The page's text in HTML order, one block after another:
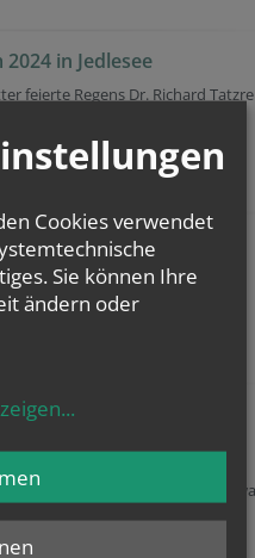
in Jedlesee
feierte Regens Dr. Richard
Jedlesee
empfingen 13 Jugendliche in der
Sakrament der Firmung.
2024 – 2. Messe
seit Oktober 2023 auf die
9. Mai – Christi Himmelfahrt,
Cookies verwendet
Sie können Ihre
ändern oder
...